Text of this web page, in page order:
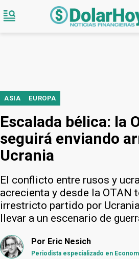
ASIA EUROPA
Escalada bélica: la
seguirá enviando
Ucrania
El conflicto entre rusos y
acrecienta y desde la OTAN
irrestricto partido por
llevar a un escenario de
Por Eric Nesich
Periodista especializado en